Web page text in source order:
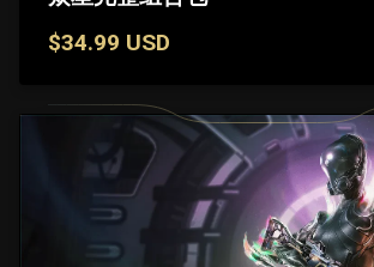
$34.99 USD